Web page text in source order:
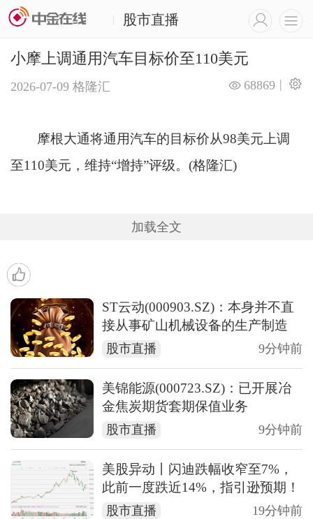
股市直播
小摩上调通用汽车目标价至110美元
2026-07-09 格隆汇 |
68869
摩根大通将通用汽车的目标价从98美元上调
至110美元，维持“增持”评级。(格隆汇)
加载全文
ST云动(000903.SZ)：本身并不直
接从事矿山机械设备的生产制造
股市直播 9分钟前
美锦能源(000723.SZ)：已开展冶
金焦炭期货套期保值业务
股市直播 9分钟前
美股异动丨闪迪跌幅收窄至7%，
此前一度跌近14%，指引逊预期！
股市直播 19分钟前